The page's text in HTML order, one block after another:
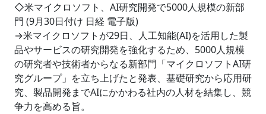
◇米マイクロソフト、AI研究開発で5000人規模の新部
門 (9月30日付け 日経 電子版)
→米マイクロソフトが29日、人工知能(AI)を活用した製
品やサービスの研究開発を強化するため、5000人規模
の研究者や技術者からなる新部門「マイクロソフトAI研
究グループ」を立ち上げたと発表、基礎研究から応用研
究、製品開発までAIにかかわる社内の人材を結集し、競
争力を高める旨。